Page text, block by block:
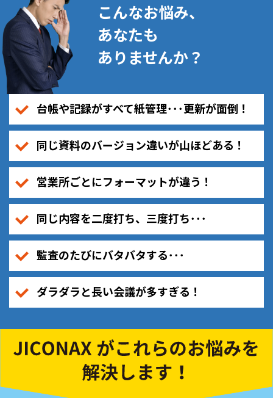
こんなお悩み、
あなたも
ありませんか？
台帳や記録がすべて紙管理･･･更新が面倒！
同じ資料のバージョン違いが山ほどある！
営業所ごとにフォーマットが違う！
同じ内容を二度打ち、三度打ち･･･
監査のたびにバタバタする･･･
ダラダラと長い会議が多すぎる！